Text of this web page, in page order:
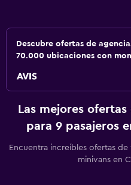
Descubre ofertas de
70.000 ubicaciones con
Las mejores
para 9 pasajeros
Encuentra increíbles ofertas de
minivans en